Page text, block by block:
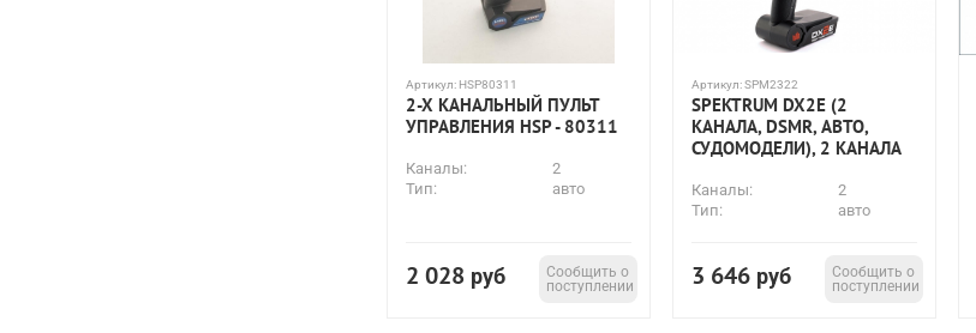
Артикул: HSP80311
2-Х КАНАЛЬНЫЙ ПУЛЬТ
УПРАВЛЕНИЯ HSP - 80311
Каналы:
2
Тип:
авто
2 028 руб
Сообщить о
поступлении
Артикул:SPM2322
SPEKTRUM DX2E (2
КАНАЛА, DSMR, АВТО,
СУДОМОДЕЛИ), 2 КАНАЛА
Каналы:
2
Тип:
авто
3 646 руб
Сообщить о
поступлении